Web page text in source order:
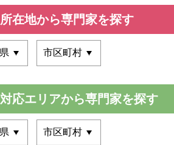
所在地から専門家を探す
対応エリアから専門家を探す